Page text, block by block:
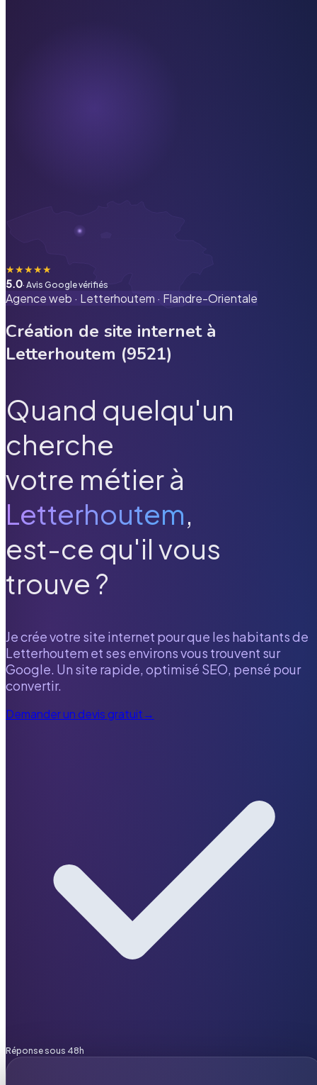
★★★★★
5.0· Avis Google vérifiés
Agence web · Letterhoutem · Flandre-Orientale
Création de site internet à
Letterhoutem (9521)
Quand quelqu'un
cherche
votre métier à
Letterhoutem,
est-ce qu'il vous
trouve ?
Je crée votre site internet pour que les habitants de
Letterhoutem et ses environs vous trouvent sur
Google. Un site rapide, optimisé SEO, pensé pour
convertir.
Demander un devis gratuit→
Réponse sous 48h